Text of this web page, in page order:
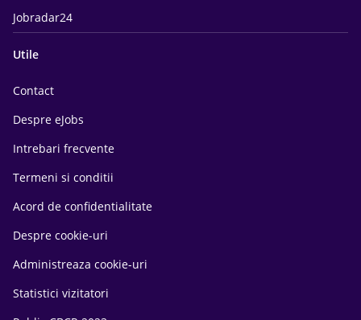
Jobradar24
Utile
Contact
Despre eJobs
Intrebari frecvente
Termeni si conditii
Acord de confidentialitate
Despre cookie-uri
Administreaza cookie-uri
Statistici vizitatori